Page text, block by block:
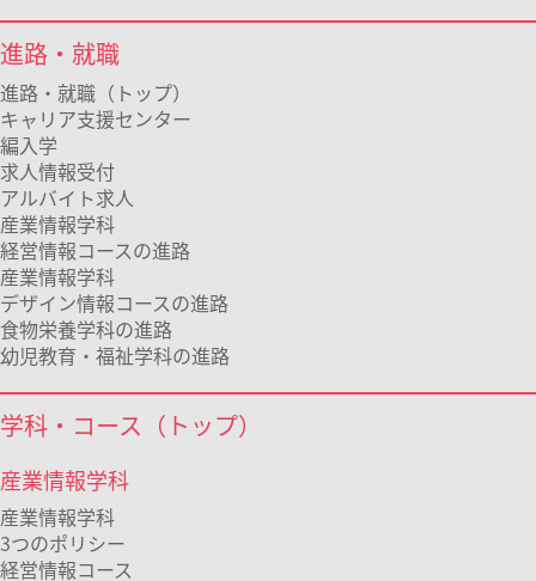
進路・就職
進路・就職（トップ）
キャリア支援センター
編入学
求人情報受付
アルバイト求人
産業情報学科
経営情報コースの進路
産業情報学科
デザイン情報コースの進路
食物栄養学科の進路
幼児教育・福祉学科の進路
学科・コース（トップ）
産業情報学科
産業情報学科
3つのポリシー
経営情報コース